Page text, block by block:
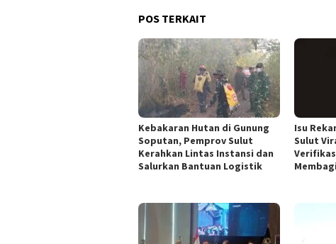
POS TERKAIT
Kebakaran Hutan di Gunung
Soputan, Pemprov Sulut
Kerahkan Lintas Instansi dan
Salurkan Bantuan Logistik
Isu
Sulut